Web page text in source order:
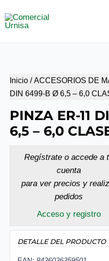
al
Inicio /ACCESORIOS DE
DIN 6499-B Ø 6,5 – 6,0
PINZA ER-11
6,5 – 6,0
Regístrate o accede a
cuenta
para ver precios y
pedidos
Acceso y registro
DETALLE DEL PRODUCTO